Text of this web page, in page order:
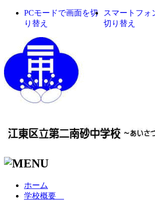
PCモードで画面を切
り替え
スマートフォ
切り替え
ホーム
学校概要